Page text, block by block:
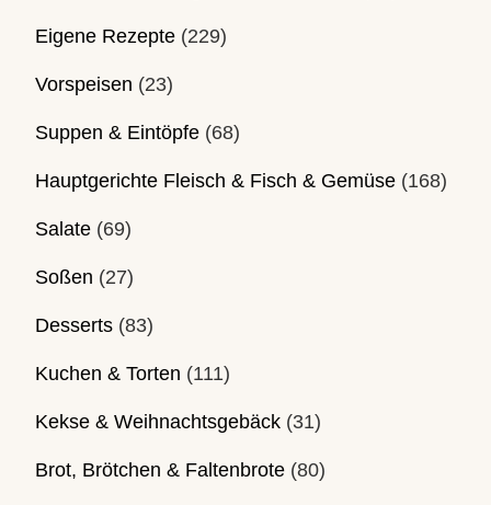
Eigene Rezepte (229)
Vorspeisen (23)
Suppen & Eintöpfe (68)
Hauptgerichte Fleisch & Fisch & Gemüse (168)
Salate (69)
Soßen (27)
Desserts (83)
Kuchen & Torten (111)
Kekse & Weihnachtsgebäck (31)
Brot, Brötchen & Faltenbrote (80)